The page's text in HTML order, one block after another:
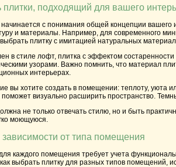
плитки, подходящий для вашего
с понимания общей концепции
и материалы. Например, для современного
выбрать плитку с имитацией натуральных
в стиле лофт, плитка с эффектом
узорами. Важно помнить, что материал
интерьерах.
вы хотите создать в помещении: теплоту, уюта
визуально расширить пространство.
не только отвечать стилю, но и быть
моющуюся.
зависимости от типа помещения
каждого помещения требует учета
выбрать плитку для разных типов помещений,